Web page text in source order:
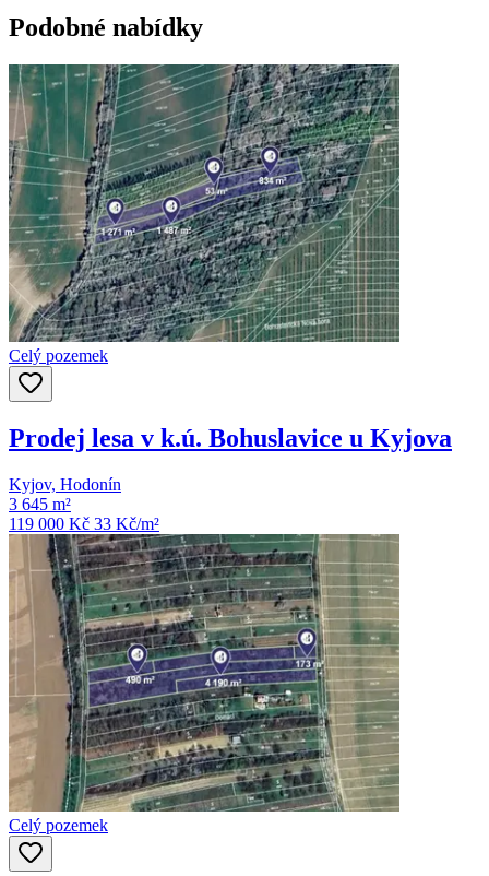
Podobné nabídky
Celý pozemek
Prodej lesa v k.ú. Bohuslavice u Kyjova
Kyjov, Hodonín
3 645 m²
119 000 Kč 33 Kč/m²
Celý pozemek